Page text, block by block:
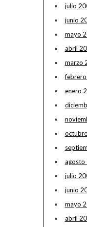
julio
junio
mayo
abril
marzo
enero
agosto
julio
junio
mayo
abril